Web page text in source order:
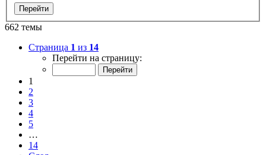
662 темы
Страница 1 из 14
Перейти на страницу:
1
2
3
4
5
…
14